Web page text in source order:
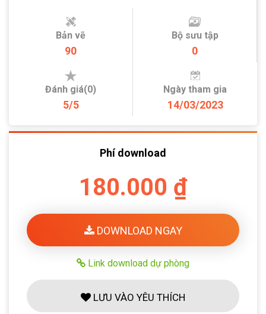
Bản vẽ
90
Bộ sưu tập
0
Đánh giá(0)
5/5
Ngày tham gia
14/03/2023
Phí download
180.000 ₫
DOWNLOAD NGAY
Link download dự phòng
LƯU VÀO YÊU THÍCH